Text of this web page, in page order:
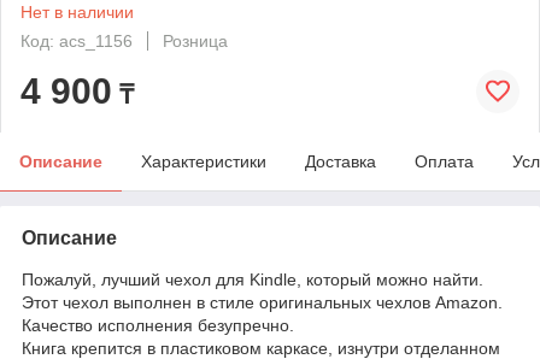
Нет в наличии
Код: acs_1156
Розница
4 900 ₸
Описание Характеристики Доставка Оплата
Описание
Пожалуй, лучший чехол для Kindle, который можно найти.
Этот чехол выполнен в стиле оригинальных чехлов Amazon.
Качество исполнения безупречно.
Книга крепится в пластиковом каркасе, изнутри отделанном